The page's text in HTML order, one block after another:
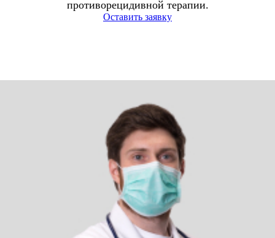
противорецидивной терапии.
Оставить заявку